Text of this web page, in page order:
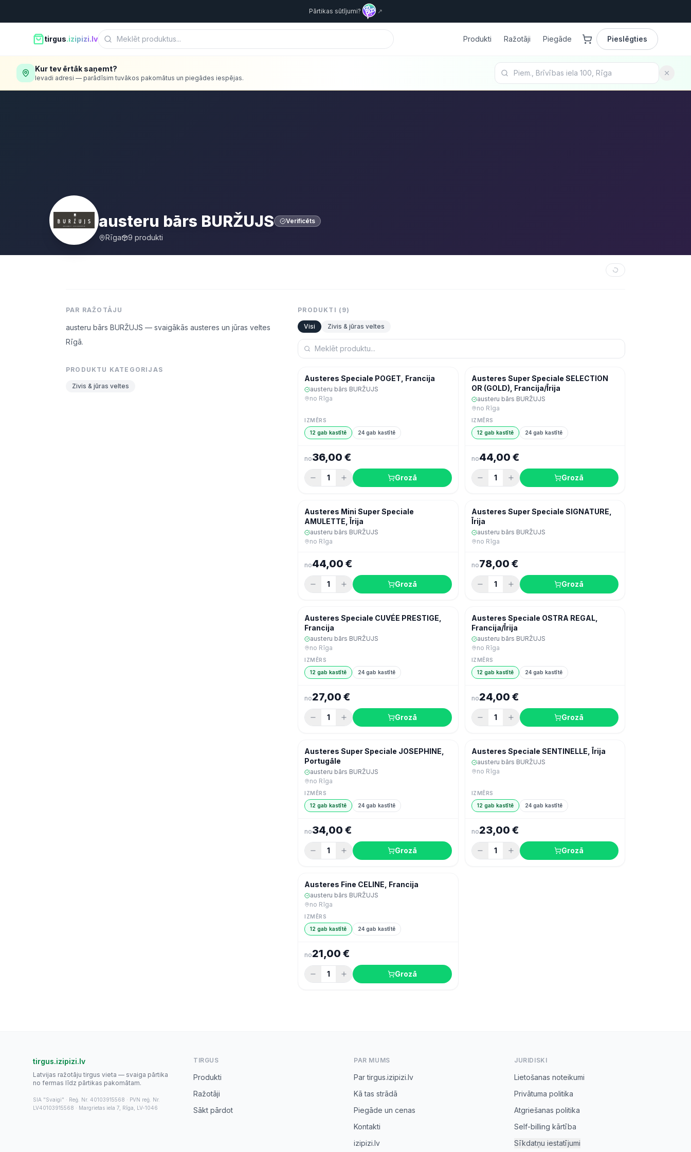
Pārtikas sūtījumi? ↗
tirgus.izipizi.lv Produkti Ražotāji Piegāde Pieslēgties
Kur tev ērtāk saņemt?
Ievadi adresi — parādīsim tuvākos pakomātus un piegādes iespējas.
austeru bārs BURŽUJS Verificēts
Rīga 9 produkti
PAR RAŽOTĀJU
austeru bārs BURŽUJS — svaigākās austeres un jūras veltes
Rīgā.
PRODUKTU KATEGORIJAS
Zivis & jūras veltes
PRODUKTI ( 9)
Visi Zivis & jūras veltes
Šodien Zivis & jūras veltes
Austeres Speciale POGET, Francija
austeru bārs BURŽUJS
no Rīga
IZMĒRS
12 gab kastītē
24 gab kastītē
no36,00 €
1 Grozā
Šodien Zivis & jūras veltes
Austeres Super Speciale SELECTION
OR (GOLD), Francija/Īrija
austeru bārs BURŽUJS
no Rīga
IZMĒRS
12 gab kastītē
24 gab kastītē
no44,00 €
1 Grozā
Šodien Zivis & jūras veltes
Austeres Mini Super Speciale
AMULETTE, Īrija
austeru bārs BURŽUJS
no Rīga
no44,00 €
1 Grozā
Šodien Zivis & jūras veltes
Austeres Super Speciale SIGNATURE,
Īrija
austeru bārs BURŽUJS
no Rīga
no78,00 €
1 Grozā
Šodien Zivis & jūras veltes
Austeres Speciale CUVÉE PRESTIGE,
Francija
austeru bārs BURŽUJS
no Rīga
IZMĒRS
12 gab kastītē
24 gab kastītē
no27,00 €
1 Grozā
Šodien Zivis & jūras veltes
Austeres Speciale OSTRA REGAL,
Francija/Īrija
austeru bārs BURŽUJS
no Rīga
IZMĒRS
12 gab kastītē
24 gab kastītē
no24,00 €
1 Grozā
Šodien Zivis & jūras veltes
Austeres Super Speciale JOSEPHINE,
Portugāle
austeru bārs BURŽUJS
no Rīga
IZMĒRS
12 gab kastītē
24 gab kastītē
no34,00 €
1 Grozā
Šodien Zivis & jūras veltes
Austeres Speciale SENTINELLE, Īrija
austeru bārs BURŽUJS
no Rīga
IZMĒRS
12 gab kastītē
24 gab kastītē
no23,00 €
1 Grozā
Šodien Zivis & jūras veltes
Austeres Fine CELINE, Francija
austeru bārs BURŽUJS
no Rīga
IZMĒRS
12 gab kastītē
24 gab kastītē
no21,00 €
1 Grozā
tirgus.izipizi.lv
Latvijas ražotāju tirgus vieta — svaiga pārtika
no fermas līdz pārtikas pakomātam.
SIA "Svaigi" · Reģ. Nr. 40103915568 · PVN reģ. Nr.
LV40103915568 · Margrietas iela 7, Rīga, LV-1046
TIRGUS
Produkti
Ražotāji
Sākt pārdot
PAR MUMS
Par tirgus.izipizi.lv
Kā tas strādā
Piegāde un cenas
Kontakti
izipizi.lv
JURIDISKI
Lietošanas noteikumi
Privātuma politika
Atgriešanas politika
Self-billing kārtība
Sīkdatņu iestatījumi